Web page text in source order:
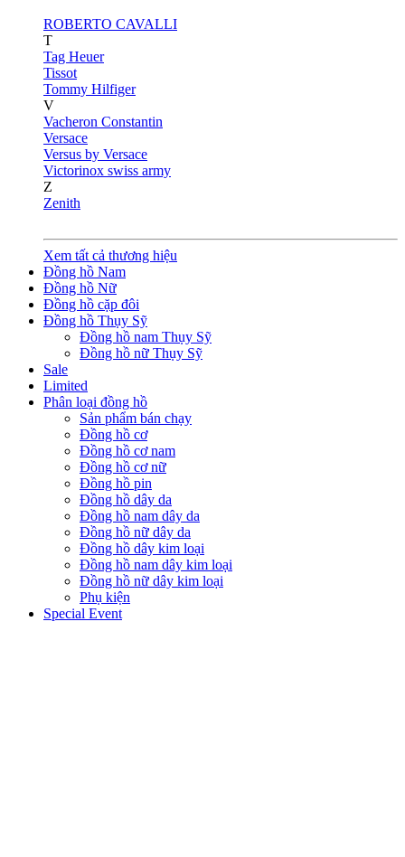
ROBERTO CAVALLI
T
Tag Heuer
Tissot
Tommy Hilfiger
V
Vacheron Constantin
Versace
Versus by Versace
Victorinox swiss army
Z
Zenith
Xem tất cả thương hiệu
Đồng hồ Nam
Đồng hồ Nữ
Đồng hồ cặp đôi
Đồng hồ Thụy Sỹ
Đồng hồ nam Thụy Sỹ
Đồng hồ nữ Thụy Sỹ
Sale
Limited
Phân loại đồng hồ
Sản phẩm bán chạy
Đồng hồ cơ
Đồng hồ cơ nam
Đồng hồ cơ nữ
Đồng hồ pin
Đồng hồ dây da
Đồng hồ nam dây da
Đồng hồ nữ dây da
Đồng hồ dây kim loại
Đồng hồ nam dây kim loại
Đồng hồ nữ dây kim loại
Phụ kiện
Special Event